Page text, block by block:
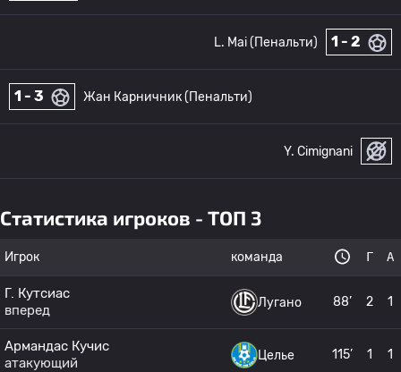
1 - 2
L. Mai (Пенальти)
1 - 3 Жан Карничник (Пенальти)
Y. Cimignani
Статистика игроков - ТОП 3
Игрок команда Г А
Г. Кутсиас
вперед
Лугано 88’ 2 1
Армандас Кучис
атакующий
Целье 115’ 1 1